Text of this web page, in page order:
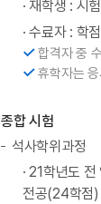
· 재학생 : 시
·수료자 : 학
합격자 중
휴학자는 응
종합 시험
석사학위과정
· 21학년도
전공(24학점)